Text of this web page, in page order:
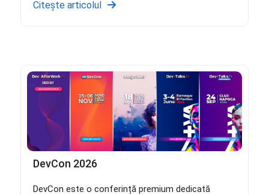
Citește articolul
DevCon 2026
DevCon este o conferință premium dedicată